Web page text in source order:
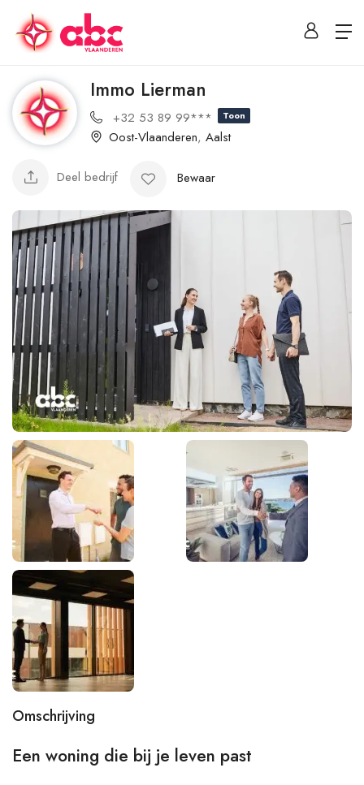
Immo Lierman
+32 53 89 99*** Toon
Oost-Vlaanderen, Aalst
Deel bedrijf Bewaar
Omschrijving
Een woning die bij je leven past